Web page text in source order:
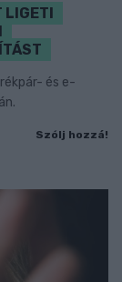
és e-
Szólj hozzá!